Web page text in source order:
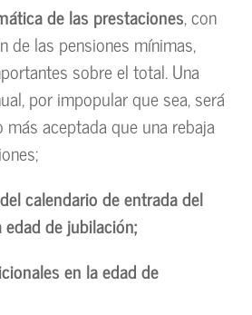
de las prestaciones, con
de las pensiones mínimas,
sobre el total. Una
por impopular que sea, será
aceptada que una rebaja
calendario de entrada del
de jubilación;
en la edad de